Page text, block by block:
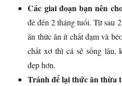
Các giai đoạn bạn nên
đẻ đến 2 tháng tuổi. Từ sau
ăn thức ăn ít chất đạm và
chất xơ thì cá sẽ sống lâu,
đẹp hơn.
Tránh để lại thức ăn thừa